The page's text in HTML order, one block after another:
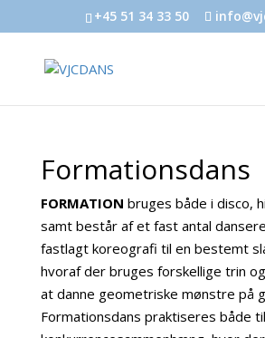
+45 51 34 33 50
Formationsdans
FORMATION bruges både i disco,
samt består af et fast antal
fastlagt koreografi til en bestemt
hvoraf der bruges forskellige trin
at danne geometriske mønstre på
Formationsdans praktiseres både